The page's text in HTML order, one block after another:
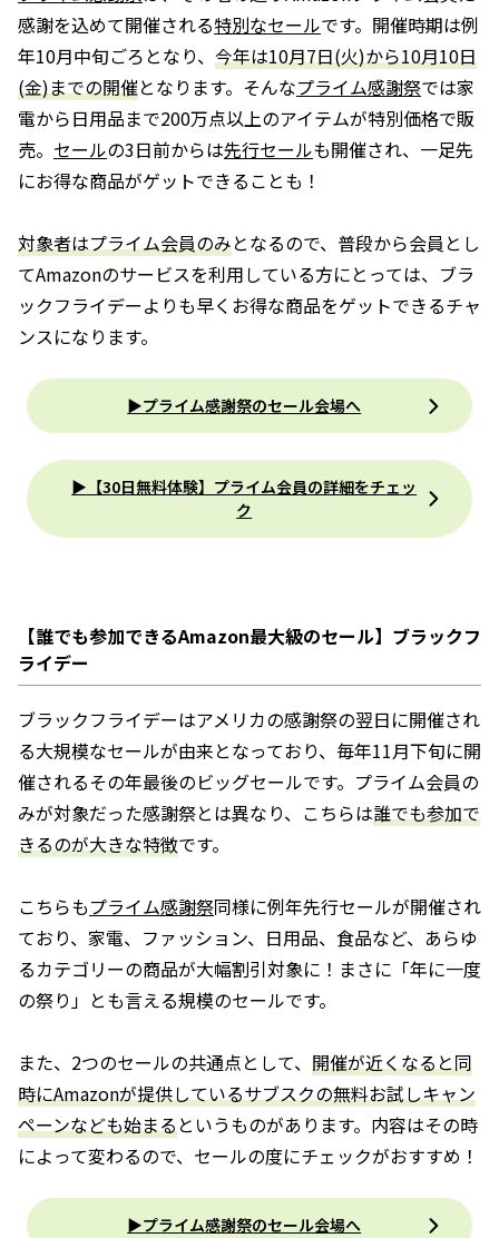
感謝を込めて開催される特別なセールです。開催時期は例
年10月中旬ごろとなり、 今年は10月7日(火)から10月10日
(金)までの開催となります。そんなプライム感謝祭では家
電から日用品まで200万点以上のアイテムが特別価格で販
売。 セールの3日前からは先行セールも開催され、一足先
にお得な商品がゲットできることも！
対象者はプライム会員のみとなるので、普段から会員とし
てAmazonのサービスを利用している方にとっては、ブラ
ックフライデーよりも早くお得な商品をゲットできるチャ
ンスになります。
▶プライム感謝祭のセール会場へ
▶︎【30日無料体験】プライム会員の詳細をチェッ
ク
【誰でも参加できるAmazon最大級のセール】ブラックフ
ライデー
ブラックフライデーはアメリカの感謝祭の翌日に開催され
る大規模なセールが由来となっており、毎年11月下旬に開
催されるその年最後のビッグセールです。プライム会員の
みが対象だった感謝祭とは異なり、こちらは誰でも参加で
きるのが大きな特徴です。
こちらもプライム感謝祭同様に例年先行セールが開催され
ており、家電、ファッション、日用品、食品など、あらゆ
るカテゴリーの商品が大幅割引対象に！まさに「年に一度
の祭り」とも言える規模のセールです。
また、2つのセールの共通点として、 開催が近くなると同
時にAmazonが提供しているサブスクの無料お試しキャン
ペーンなども始まるというものがあります。内容はその時
によって変わるので、セールの度にチェックがおすすめ！
▶プライム感謝祭のセール会場へ